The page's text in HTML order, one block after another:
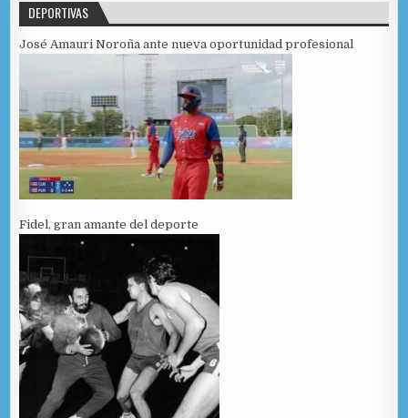
DEPORTIVAS
José Amauri Noroña ante nueva oportunidad profesional
Fidel, gran amante del deporte